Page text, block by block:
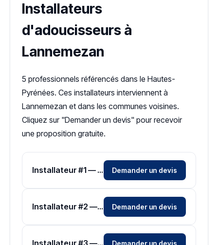
Installateurs
d'adoucisseurs à
Lannemezan
5 professionnels référencés dans le Hautes-
Pyrénées. Ces installateurs interviennent à
Lannemezan et dans les communes voisines.
Cliquez sur "Demander un devis" pour recevoir
une proposition gratuite.
Installateur #1 — Zone Hautes-Pyrénées Demander un devis
Installateur #2 — Zone Hautes-Pyrénées Demander un devis
Demander un devis